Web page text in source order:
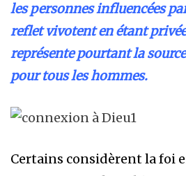
les personnes influencées
reflet vivotent en étant
représente pourtant la
pour tous les hommes.
Certains considèrent la foi